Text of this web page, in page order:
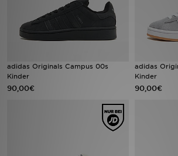
adidas Originals Campus 00s
Kinder
90,00€
adidas
Kinder
90,00€
Bestsellers
JD Exklusives
Fußball
Sport